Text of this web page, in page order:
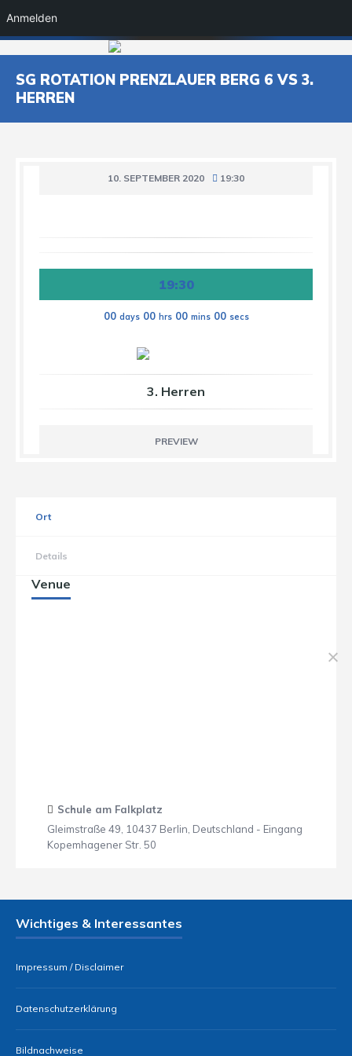
SG ROTATION PRENZLAUER BERG 6 VS 3.
HERREN
10. SEPTEMBER 2020 19:30
19:30
00 days 00 hrs 00 mins 00 secs
3. Herren
PREVIEW
Ort
Details
Venue
Schule am Falkplatz
Gleimstraße 49, 10437 Berlin, Deutschland - Eingang
Kopemhagener Str. 50
Wichtiges & Interessantes
Impressum / Disclaimer
Datenschutzerklärung
Bildnachweise
Anmelden